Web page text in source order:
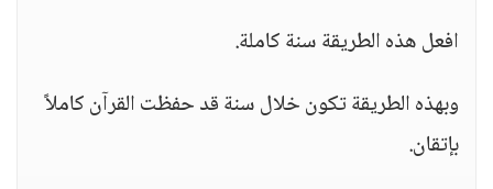
افعل هذه الطريقة سنة كاملة.
وبهذه الطريقة تكون خلال سنة قد حفظت القرآن كاملاً
بإتقان.